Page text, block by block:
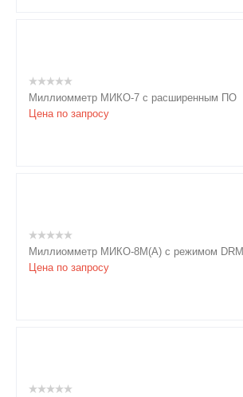
Миллиомметр МИКО-7 с расширенным ПО
Цена по запросу
Миллиомметр МИКО-8М(А) с режимом DRM
Цена по запросу